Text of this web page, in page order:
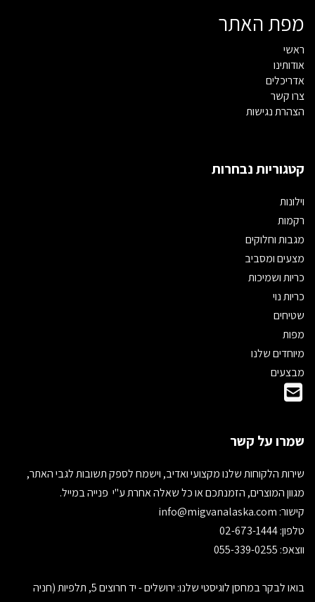
מפת האתר
ראשי
אודותינו
אדריכלים
צרו קשר
הצהרת נגישות
קטגוריות נבחרות
וילונות
רקמות
מגבות וחלוקים
מצעים ומסביב
כריות ושמיכות
כריות נוי
שטיחים
מפות
מיוחדים שלנו
מבצעים
שמרו על קשר
שירות הלקוחות שלנו מקצועי ואדיב, וישמח לספק תשובות לגבי האתר,
מגוון המוצרים, הזמנתכם או כל שאלה אחרת ע"י פנייה במייל.
קישור:
טלפון: 02-673-1444
ווצאפ: 055-339-0255
בואו לבקר במחסן לוגיסטי שלנו: ירושלים - יד חרוצים 5, תלפיות (חניה